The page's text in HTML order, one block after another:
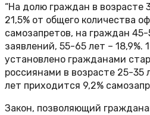
“На долю граждан в возрасте
21,5% от общего количества
самозапретов, на граждан 45-
заявлений, 55-65 лет – 18,9%.
установлено гражданами
россиянами в возрасте 25-35
лет приходится 9,2%
Закон, позволяющий